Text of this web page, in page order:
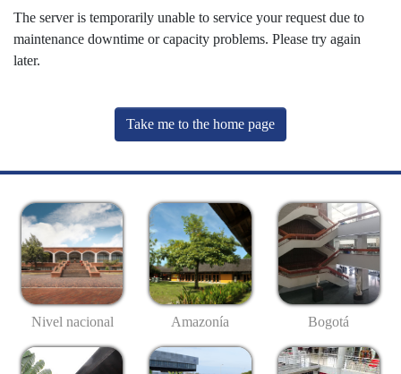
The server is temporarily unable to service your request due to
maintenance downtime or capacity problems. Please try again
later.
Take me to the home page
Nivel nacional Amazonía Bogotá